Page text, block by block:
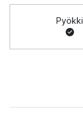
Pyökki